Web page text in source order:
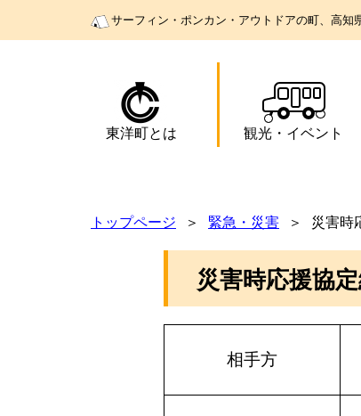
サーフィン・ポンカン・アウトドアの町、高知
東洋町とは 観光 ・ イベント
トップページ 緊急・災害 災害時
災害時応援協
相手方